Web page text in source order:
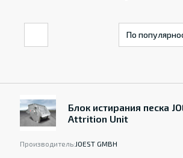
Блок истирания песка
Attrition Unit
Производитель:JOEST GMBH